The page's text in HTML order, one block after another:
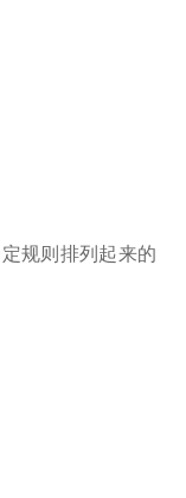
规则排列起来的